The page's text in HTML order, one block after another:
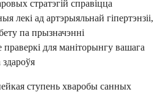
стратэгій справіцца
лекі ад артэрыяльнай гіпертэнзіі,
па прызначэнні
праверкі для маніторынгу вашага
здароўя
ступень хваробы санных